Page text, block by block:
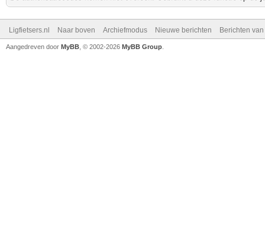
Ligfietsers.nl Naar boven Archiefmodus Nieuwe berichten Berichten
Aangedreven door MyBB , © 2002-2026 MyBB Group